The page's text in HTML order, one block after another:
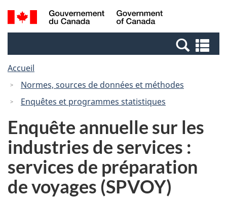
Passer
au
Passer
au
Passer
à
Canada
Recherche
et
et
Accueil
Normes, sources de données et méthodes
Enquêtes et programmes statistiques
Enquête annuelle sur les
industries de services :
services de préparation
de voyages (SPVOY)